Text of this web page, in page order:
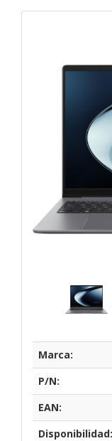
Marca:
P/N:
EAN:
Disponibilidad: